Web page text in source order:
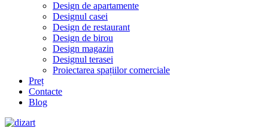
Design de apartamente
Designul casei
Design de restaurant
Design de birou
Design magazin
Designul terasei
Proiectarea spațiilor comerciale
Preț
Contacte
Blog